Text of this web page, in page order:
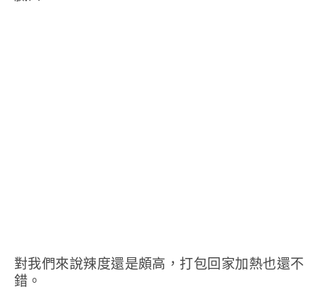
對我們來說辣度還是頗高，打包回家加熱也還不
錯。